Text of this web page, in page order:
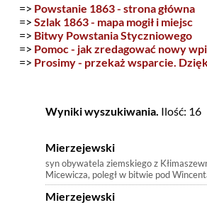
=> Powstanie 1863 - strona główna
=> Szlak 1863 - mapa mogił i miejsc
=> Bitwy Powstania Styczniowego
=> Pomoc - jak zredagować nowy
=> Prosimy - przekaż wsparcie.
Wyniki wyszukiwania. Ilość: 16
Mierzejewski
syn obywatela ziemskiego z
Micewicza, poległ w bitwie pod
Mierzejewski